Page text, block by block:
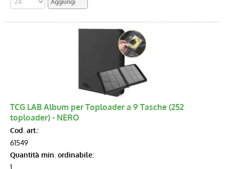
TCG LAB Album per Toploader a 9 Tasche (252
toploader) - NERO
Cod. art.:
61549
Quantità min. ordinabile:
1